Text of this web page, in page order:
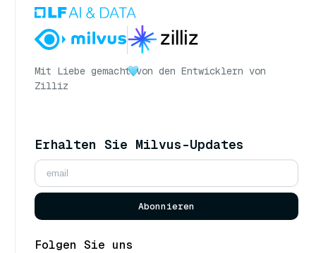
Mit Liebe gemacht von den Entwicklern von
Zilliz
Erhalten Sie Milvus-Updates
Abonnieren
Folgen Sie uns